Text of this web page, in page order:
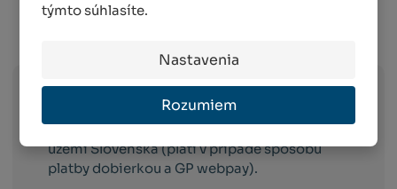
týmto súhlasíte.
Nastavenia
Rozumiem
Slovak Parcel Service –doručenie do 3
pracovných dni od objednania na celom
území Slovenska (platí v prípade spôsobu
platby dobierkou a GP webpay).